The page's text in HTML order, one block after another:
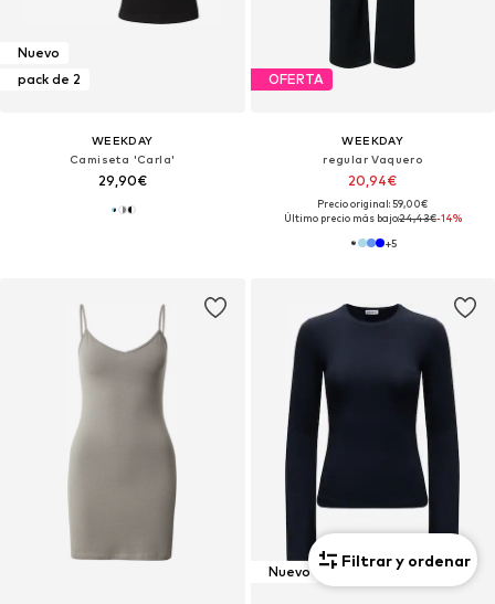
Nuevo
pack de 2
WEEKDAY
Camiseta 'Carla'
29,90€
OFERTA
WEEKDAY
regular Vaquero
20,94€
Precio original: 59,00€
Último precio más bajo:24,43€-14%
+5
Nuevo
Filtrar y ordenar